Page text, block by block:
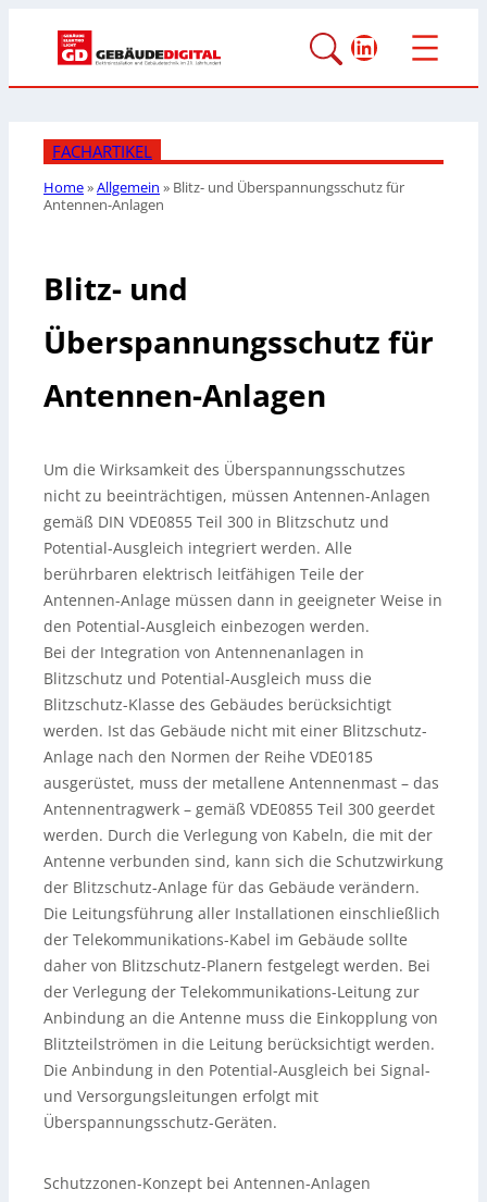
LinkedIn
FACHARTIKEL
Home»Allgemein » Blitz- und Überspannungsschutz für
Antennen-Anlagen
Blitz- und
Überspannungsschutz für
Antennen-Anlagen
Um die Wirksamkeit des Überspannungsschutzes
nicht zu beeinträchtigen, müssen Antennen-Anlagen
gemäß DIN VDE0855 Teil 300 in Blitzschutz und
Potential-Ausgleich integriert werden. Alle
berührbaren elektrisch leitfähigen Teile der
Antennen-Anlage müssen dann in geeigneter Weise in
den Potential-Ausgleich einbezogen werden.
Bei der Integration von Antennenanlagen in
Blitzschutz und Potential-Ausgleich muss die
Blitzschutz-Klasse des Gebäudes berücksichtigt
werden. Ist das Gebäude nicht mit einer Blitzschutz-
Anlage nach den Normen der Reihe VDE0185
ausgerüstet, muss der metallene Antennenmast – das
Antennentragwerk – gemäß VDE0855 Teil 300 geerdet
werden. Durch die Verlegung von Kabeln, die mit der
Antenne verbunden sind, kann sich die Schutzwirkung
der Blitzschutz-Anlage für das Gebäude verändern.
Die Leitungsführung aller Installationen einschließlich
der Telekommunikations-Kabel im Gebäude sollte
daher von Blitzschutz-Planern festgelegt werden. Bei
der Verlegung der Telekommunikations-Leitung zur
Anbindung an die Antenne muss die Einkopplung von
Blitzteilströmen in die Leitung berücksichtigt werden.
Die Anbindung in den Potential-Ausgleich bei Signal-
und Versorgungsleitungen erfolgt mit
Überspannungsschutz-Geräten.
Schutzzonen-Konzept bei Antennen-Anlagen